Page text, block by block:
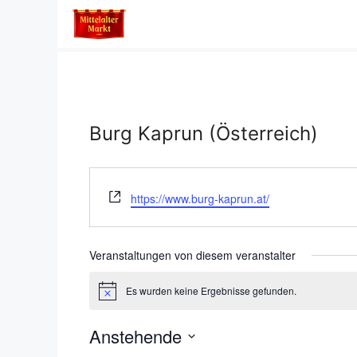
Burg Kaprun (Österreich)
W
e
b
s
https://www.burg-kaprun.at/
Veranstaltungen von diesem veranstalter
H
w
e
Es wurden keine Ergebnisse gefunden.
Anstehende